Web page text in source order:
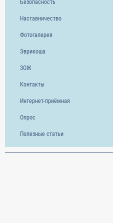
Безопасность
Наставничество
Фотогалерея
Эврикоша
ЗОЖ
Контакты
Интернет-приёмная
Опрос
Полезные статьи